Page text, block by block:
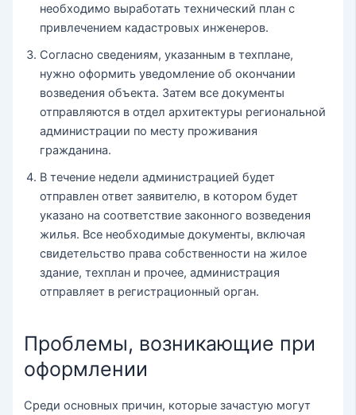
необходимо выработать технический план с
привлечением кадастровых инженеров.
Согласно сведениям, указанным в техплане,
нужно оформить уведомление об окончании
возведения объекта. Затем все документы
отправляются в отдел архитектуры региональной
администрации по месту проживания
гражданина.
В течение недели администрацией будет
отправлен ответ заявителю, в котором будет
указано на соответствие законного возведения
жилья. Все необходимые документы, включая
свидетельство права собственности на жилое
здание, техплан и прочее, администрация
отправляет в регистрационный орган.
Проблемы, возникающие при
оформлении
Среди основных причин, которые зачастую могут